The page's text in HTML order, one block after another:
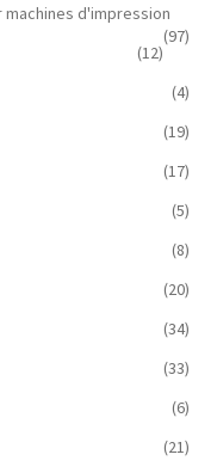
d'impression
(97)
(12)
(4)
(19)
(17)
(5)
(8)
(20)
(34)
(33)
(6)
(21)